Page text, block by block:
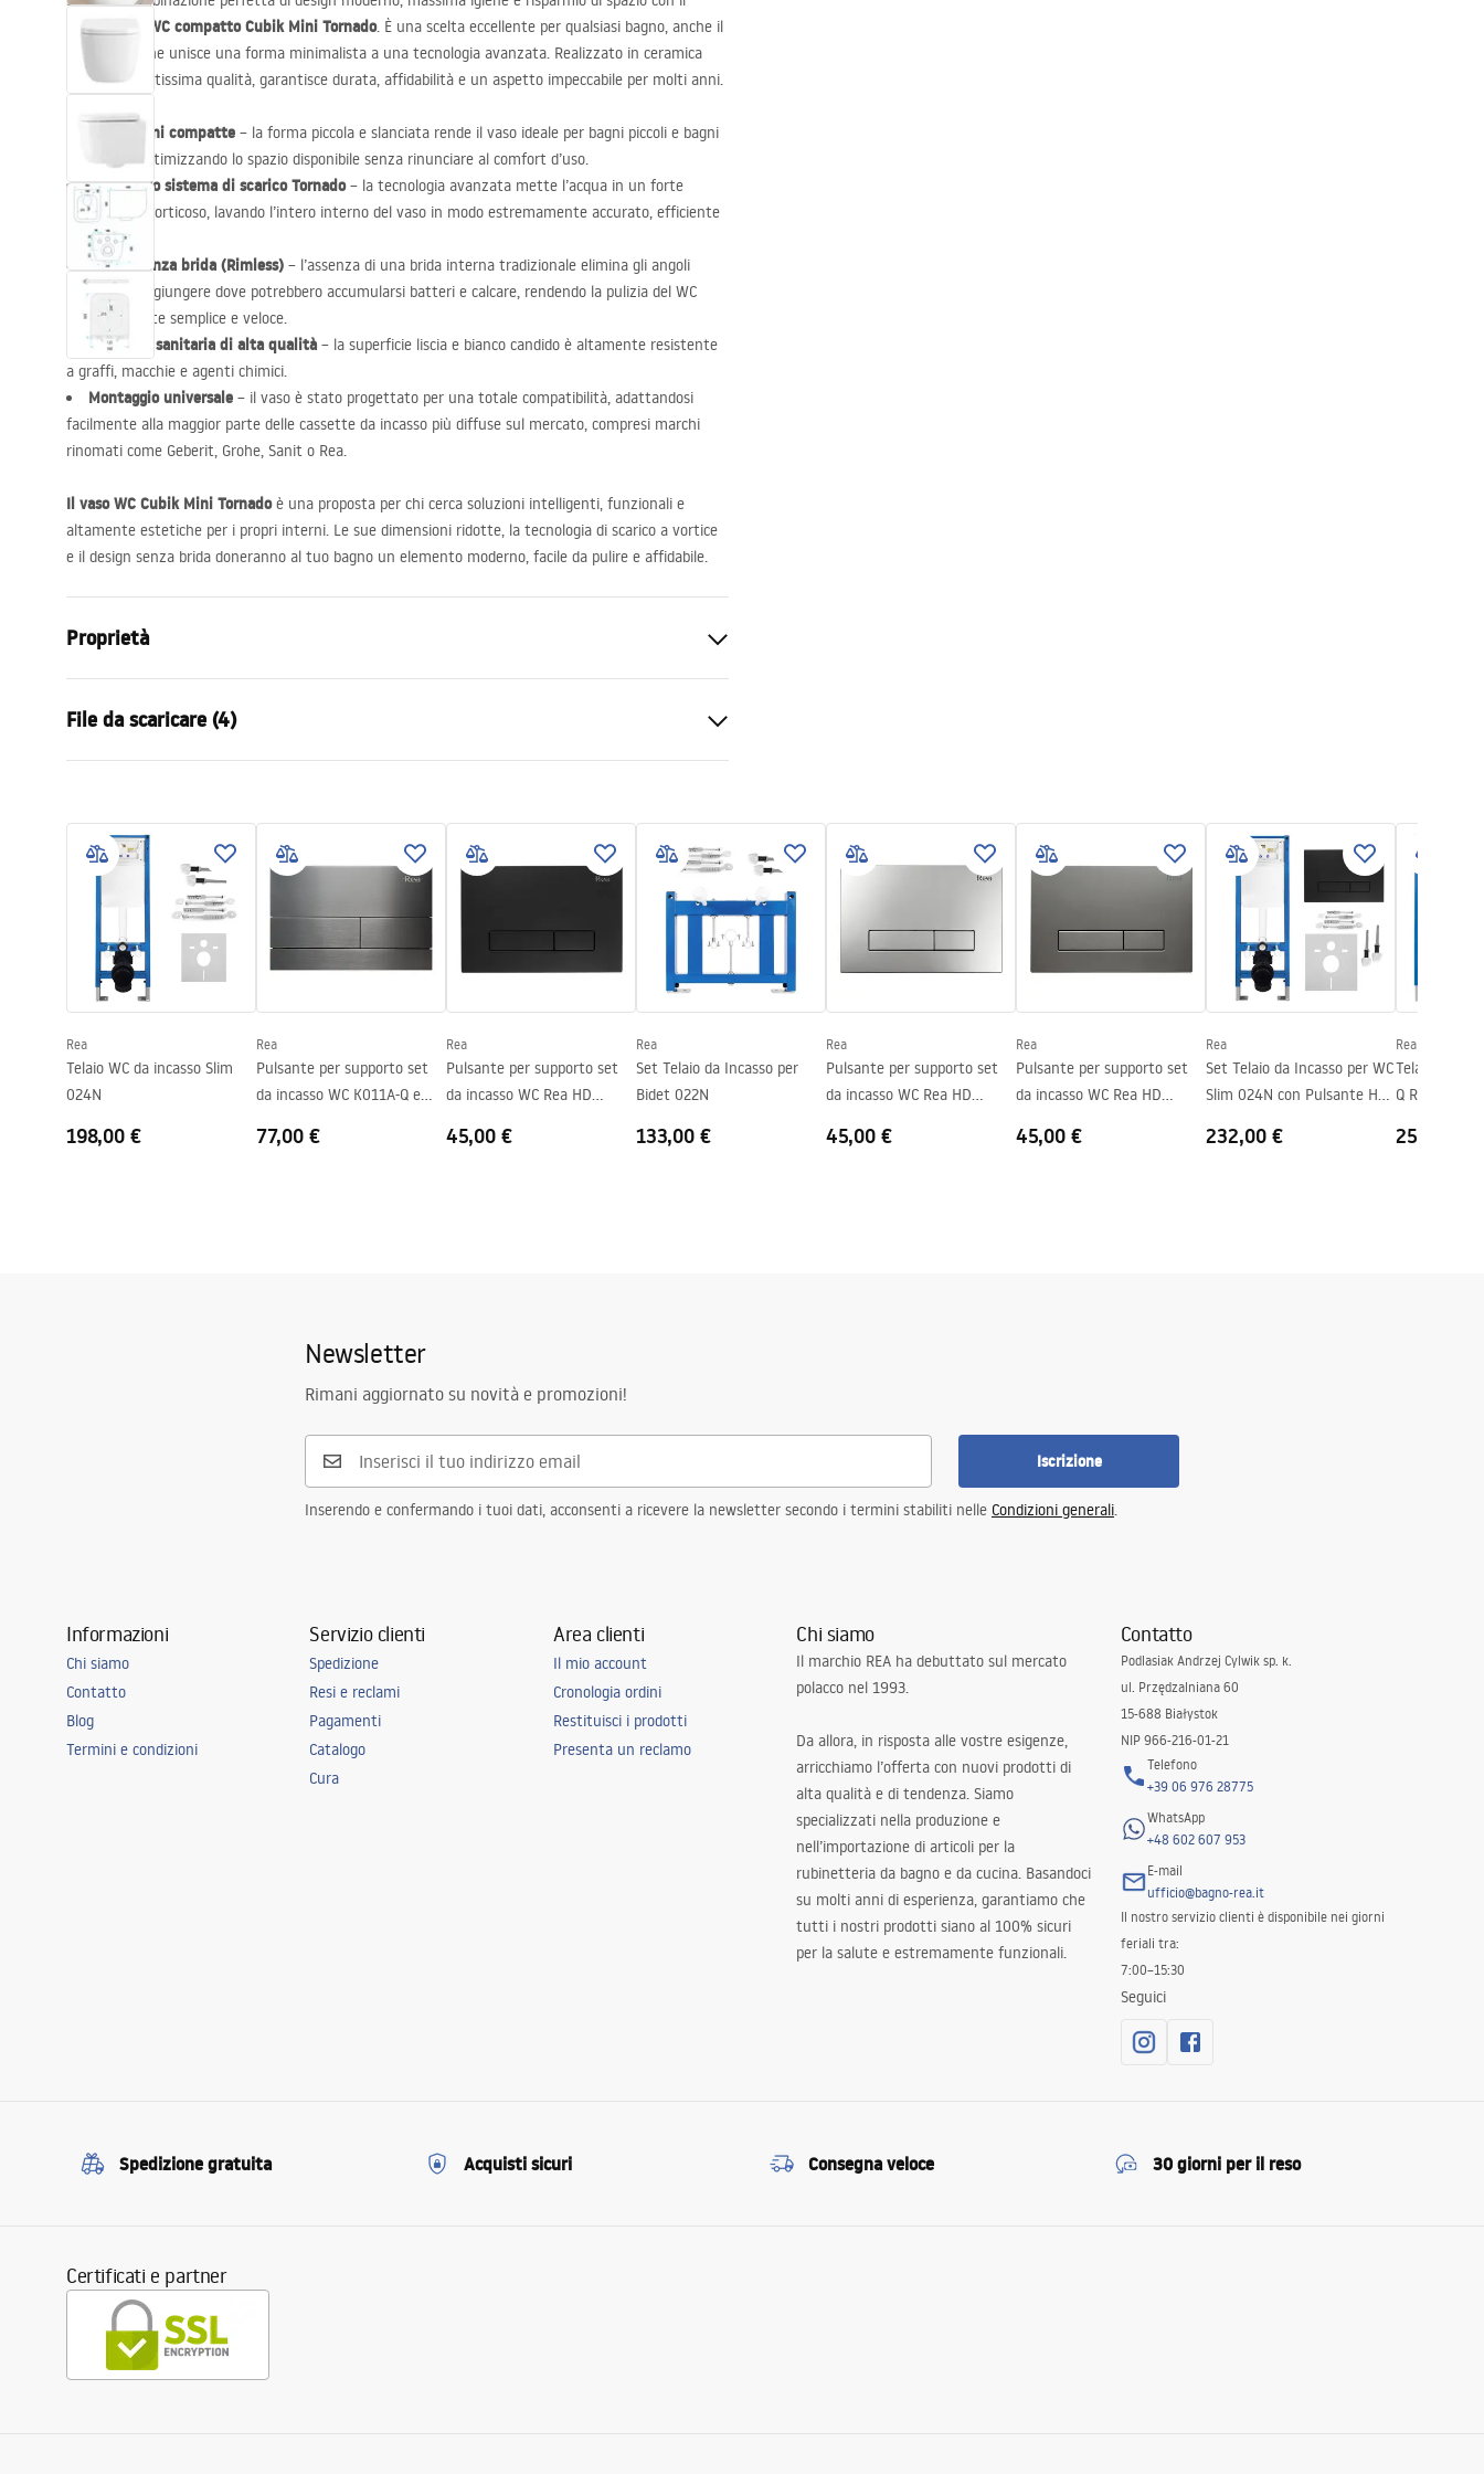
nostro
vaso WC compatto Cubik Mini Tornado. È una scelta eccellente per qualsiasi bagno, anche il
più piccolo, che unisce una forma minimalista a una tecnologia avanzata. Realizzato in ceramica
sanitaria di altissima qualità, garantisce durata, affidabilità e un aspetto impeccabile per molti anni.
Dimensioni compatte – la forma piccola e slanciata rende il vaso ideale per bagni piccoli e bagni
di servizio, ottimizzando lo spazio disponibile senza rinunciare al comfort d’uso.
Innovativo sistema di scarico Tornado– la tecnologia avanzata mette l’acqua in un forte
movimento vorticoso, lavando l’intero interno del vaso in modo estremamente accurato, efficiente
e silenzioso.
Design senza brida (Rimless) – l’assenza di una brida interna tradizionale elimina gli angoli
difficili da raggiungere dove potrebbero accumularsi batteri e calcare, rendendo la pulizia del WC
estremamente semplice e veloce.
Ceramica sanitaria di alta qualità – la superficie liscia e bianco candido è altamente resistente
a graffi, macchie e agenti chimici.
Montaggio universale – il vaso è stato progettato per una totale compatibilità, adattandosi
facilmente alla maggior parte delle cassette da incasso più diffuse sul mercato, compresi marchi
rinomati come Geberit, Grohe, Sanit o Rea.
Il vaso WC Cubik Mini Tornadoè una proposta per chi cerca soluzioni intelligenti, funzionali e
altamente estetiche per i propri interni. Le sue dimensioni ridotte, la tecnologia di scarico a vortice
e il design senza brida doneranno al tuo bagno un elemento moderno, facile da pulire e affidabile.
Proprietà
Sistema di scarico
Colore
Bianco
Materiale
Lunghezza
430
mm
Larghezza
Altezza
305
Distanza tra i bulloni di montaggio
mm
Sedile incluso
Sì, bianco
File da scaricare (4)
WC.pdf WC.pdf
Condizioni di garanzia
Warranty_Terms_and_Conditions_
Wall-hung_toilet_frame.pdf
Wall-hung_toilet_frame.pdf
Rea
Telaio WC da incasso Slim
024N
198,00 €
Rea
Pulsante per supporto set
da incasso WC K011A-Q e
77,00 €
Rea
Pulsante per supporto set
da incasso WC Rea HD
45,00 €
Rea
Set Telaio da Incasso per
Bidet 022N
133,00 €
Rea
Pulsante per supporto set
da incasso WC Rea HD
Satin
45,00 €
Rea
Pulsante per supporto set
da incasso WC Rea HD
45,00 €
Rea
Set Telaio da Incasso per WC
Slim 024N con Pulsante HD
232,00 €
Rea
Telaio WC
Q Rea HD
250,00 €
Newsletter
Rimani aggiornato su novità e promozioni!
Iscrizione
Inserendo e confermando i tuoi dati, acconsenti a ricevere la newsletter secondo i termini stabiliti nelle Condizioni generali.
Informazioni
Chi siamo
Contatto
Blog
Termini e condizioni
Servizio clienti
Spedizione
Resi e reclami
Pagamenti
Catalogo
Cura
Area clienti
Il mio account
Cronologia ordini
Restituisci i prodotti
Presenta un reclamo
Chi siamo
Il marchio REA ha debuttato sul mercato
polacco nel 1993.
Da allora, in risposta alle vostre esigenze,
arricchiamo l’offerta con nuovi prodotti di
alta qualità e di tendenza. Siamo
specializzati nella produzione e
nell’importazione di articoli per la
rubinetteria da bagno e da cucina. Basandoci
su molti anni di esperienza, garantiamo che
tutti i nostri prodotti siano al 100% sicuri
per la salute e estremamente funzionali.
Contatto
Podlasiak Andrzej Cylwik sp. k.
ul. Przędzalniana 60
15-688 Białystok
NIP 966-216-01-21
Telefono
+39 06 976 28775
WhatsApp
+48 602 607 953
E-mail
ufficio@bagno-rea.it
Il nostro servizio clienti è disponibile nei giorni
feriali tra:
7:00–15:30
Seguici
Spedizione gratuita Acquisti sicuri Consegna veloce 30 giorni per il reso
Certificati e partner